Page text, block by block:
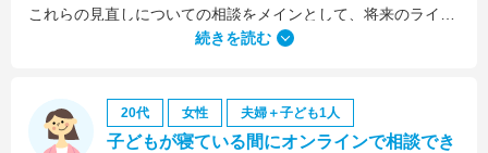
続きを読む
20代 女性 夫婦＋子ども1人
子どもが寝ている間にオンラインで相談でき